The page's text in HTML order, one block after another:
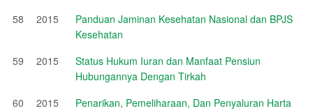
58
2015
Panduan Jaminan Kesehatan Nasional dan BPJS
Kesehatan
59
2015
Status Hukum Iuran dan Manfaat Pensiun
Hubungannya Dengan Tirkah
60
2015
Penarikan, Pemeliharaan, Dan Penyaluran Harta